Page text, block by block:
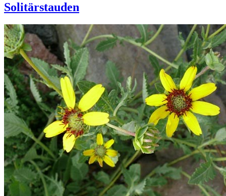
Solitärstauden